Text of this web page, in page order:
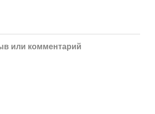
или комментарий